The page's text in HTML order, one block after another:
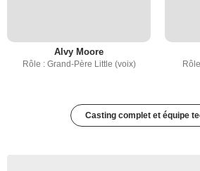
Alvy Moore
Rôle : Grand-Père Little (voix)
Casting complet et équipe